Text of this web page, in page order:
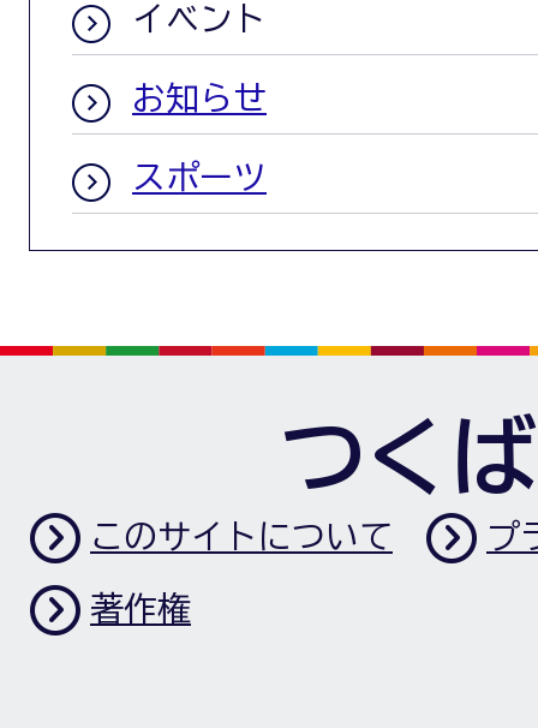
イベント
お知らせ
スポーツ
つく
このサイトについて プ
著作権